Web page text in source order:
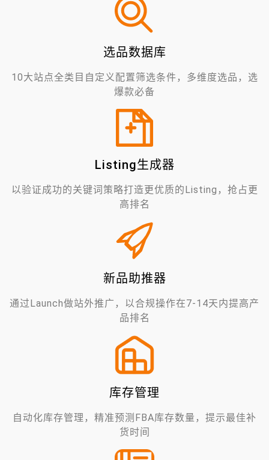
选品数据库
10大站点全类目自定义配置筛选条件，多维度选品，选
爆款必备
Listing生成器
以验证成功的关键词策略打造更优质的Listing，抢占更
高排名
新品助推器
通过Launch做站外推广，以合规操作在7-14天内提高产
品排名
库存管理
自动化库存管理，精准预测FBA库存数量，提示最佳补
货时间